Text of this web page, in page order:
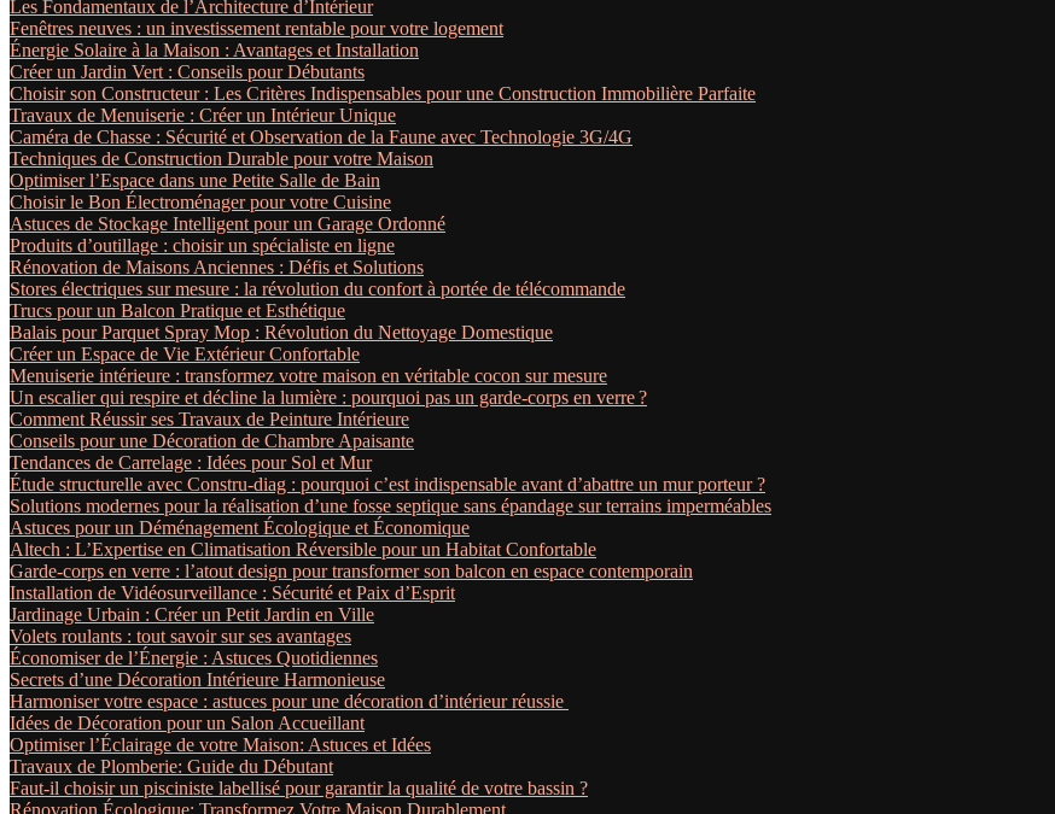
Les Fondamentaux de l’Architecture d’Intérieur
Fenêtres neuves : un investissement rentable pour votre logement
Énergie Solaire à la Maison : Avantages et Installation
Créer un Jardin Vert : Conseils pour Débutants
Choisir son Constructeur : Les Critères Indispensables pour une Construction Immobilière Parfaite
Travaux de Menuiserie : Créer un Intérieur Unique
Caméra de Chasse : Sécurité et Observation de la Faune avec Technologie 3G/4G
Techniques de Construction Durable pour votre Maison
Optimiser l’Espace dans une Petite Salle de Bain
Choisir le Bon Électroménager pour votre Cuisine
Astuces de Stockage Intelligent pour un Garage Ordonné
Produits d’outillage : choisir un spécialiste en ligne
Rénovation de Maisons Anciennes : Défis et Solutions
Stores électriques sur mesure : la révolution du confort à portée de télécommande
Trucs pour un Balcon Pratique et Esthétique
Balais pour Parquet Spray Mop : Révolution du Nettoyage Domestique
Créer un Espace de Vie Extérieur Confortable
Menuiserie intérieure : transformez votre maison en véritable cocon sur mesure
Un escalier qui respire et décline la lumière : pourquoi pas un garde-corps en verre ?
Comment Réussir ses Travaux de Peinture Intérieure
Conseils pour une Décoration de Chambre Apaisante
Tendances de Carrelage : Idées pour Sol et Mur
Étude structurelle avec Constru-diag : pourquoi c’est indispensable avant d’abattre un mur porteur ?
Solutions modernes pour la réalisation d’une fosse septique sans épandage sur terrains imperméables
Astuces pour un Déménagement Écologique et Économique
Altech : L’Expertise en Climatisation Réversible pour un Habitat Confortable
Garde-corps en verre : l’atout design pour transformer son balcon en espace contemporain
Installation de Vidéosurveillance : Sécurité et Paix d’Esprit
Jardinage Urbain : Créer un Petit Jardin en Ville
Volets roulants : tout savoir sur ses avantages
Économiser de l’Énergie : Astuces Quotidiennes
Secrets d’une Décoration Intérieure Harmonieuse
Harmoniser votre espace : astuces pour une décoration d’intérieur réussie
Idées de Décoration pour un Salon Accueillant
Optimiser l’Éclairage de votre Maison: Astuces et Idées
Travaux de Plomberie: Guide du Débutant
Faut-il choisir un pisciniste labellisé pour garantir la qualité de votre bassin ?
Rénovation Écologique: Transformez Votre Maison Durablement